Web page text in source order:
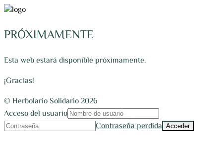
PRÓXIMAMENTE
Esta web estará disponible próximamente.
¡Gracias!
© Herbolario Solidario 2026
Acceso del usuario
Contraseña perdida